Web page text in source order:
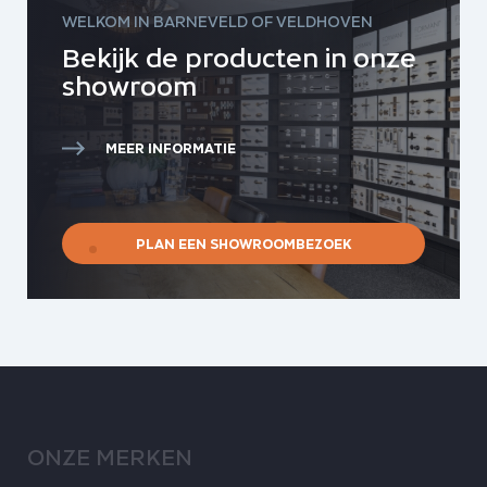
WELKOM IN BARNEVELD OF VELDHOVEN
Bekijk de producten in onze
showroom
MEER INFORMATIE
PLAN EEN SHOWROOMBEZOEK
ONZE MERKEN